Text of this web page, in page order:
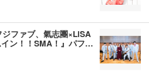
ファブ、氣志團×LiSA
ン！！SMA！』パフ…